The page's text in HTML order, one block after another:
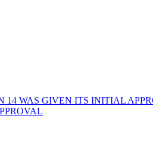
WAS GIVEN ITS INITIAL